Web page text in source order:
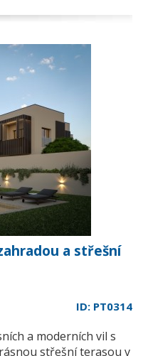
a střešní
ID: PT0314
a moderních vil s
střešní terasou v